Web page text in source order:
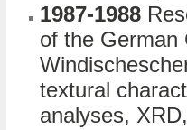
1987-1988
of the German
textural
analyses,